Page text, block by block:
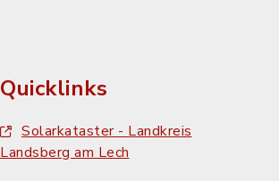
Quicklinks
Solarkataster - Landkreis
Landsberg am Lech